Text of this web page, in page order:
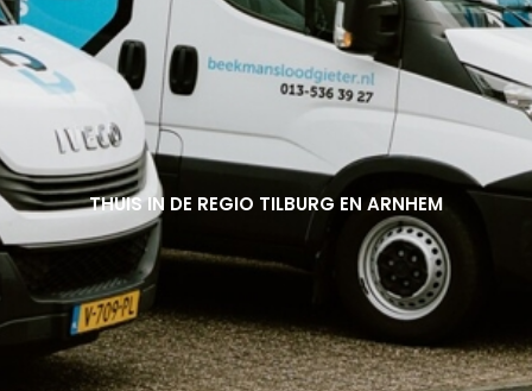
THUIS IN DE REGIO TILBURG EN ARNHEM
THUIS IN DE REGIO TILBURG EN ARNHEM
THUIS IN DE REGIO TILBURG EN ARNHEM